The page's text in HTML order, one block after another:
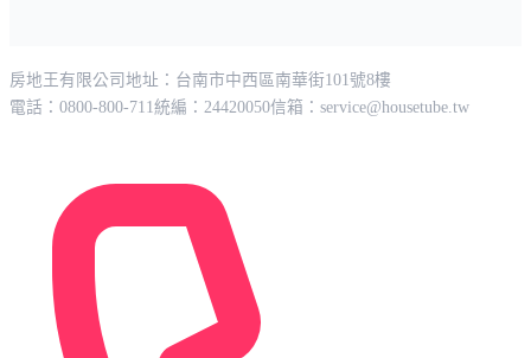
房地王有限公司 地址：台南市中西區南華街101號8樓
電話：0800-800-711統編：24420050信箱： service@housetube.tw